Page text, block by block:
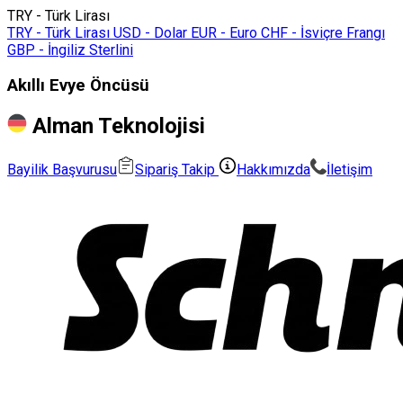
TRY - Türk Lirası
TRY - Türk Lirası USD - Dolar EUR - Euro CHF - İsviçre Frangı
GBP - İngiliz Sterlini
Akıllı Evye Öncüsü
Alman Teknolojisi
Bayilik Başvurusu Sipariş Takip Hakkımızda İletişim